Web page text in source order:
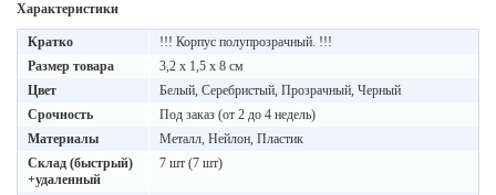
Характеристики
Кратко
!!! Корпус полупрозрачный. !!!
Размер товара
3,2 x 1,5 x 8 см
Цвет
Белый, Серебристый, Прозрачный, Черный
Срочность
Под заказ (от 2 до 4 недель)
Материалы
Металл, Нейлон, Пластик
Склад (быстрый)
+удаленный
7 шт (7 шт)